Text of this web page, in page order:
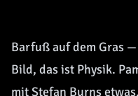
Barfuß auf dem Gras
Bild, das ist Physik.
mit Stefan Burns